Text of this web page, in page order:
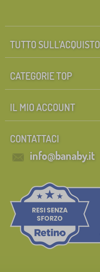
TUTTO SULL’ACQUISTO
CATEGORIE TOP
IL MIO ACCOUNT
CONTATTACI
info@banaby.it